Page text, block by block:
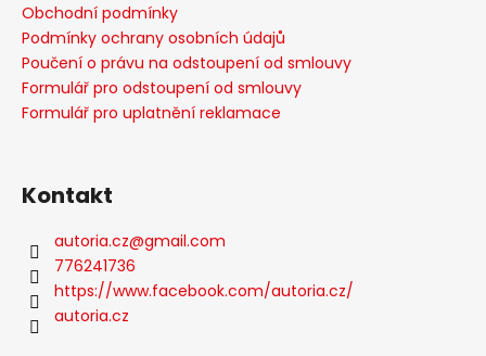
Obchodní podmínky
Podmínky ochrany osobních údajů
Poučení o právu na odstoupení od smlouvy
Formulář pro odstoupení od smlouvy
Formulář pro uplatnění reklamace
Kontakt
autoria.cz@gmail.com
776241736
https://www.facebook.com/autoria.cz/
autoria.cz